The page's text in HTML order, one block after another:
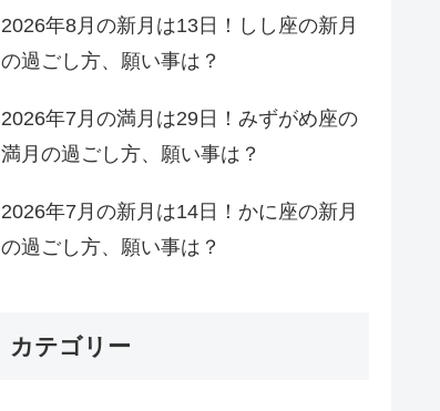
2026年8月の新月は13日！しし座の新月
の過ごし方、願い事は？
2026年7月の満月は29日！みずがめ座の
満月の過ごし方、願い事は？
2026年7月の新月は14日！かに座の新月
の過ごし方、願い事は？
カテゴリー